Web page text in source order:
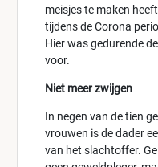
meisjes te maken
tijdens de Corona
Hier was gedurende
voor.
Niet meer zwijgen
In negen van de tien
vrouwen is de dader
van het slachtoffer.